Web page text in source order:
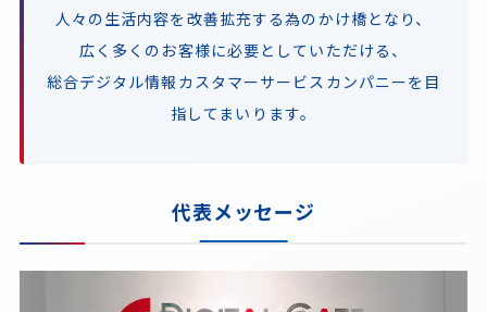
人々の生活内容を改善拡充する為のかけ橋となり、
広く多くのお客様に必要としていただける、
総合デジタル情報カスタマーサービスカンパニーを目
指してまいります。
代表メッセージ